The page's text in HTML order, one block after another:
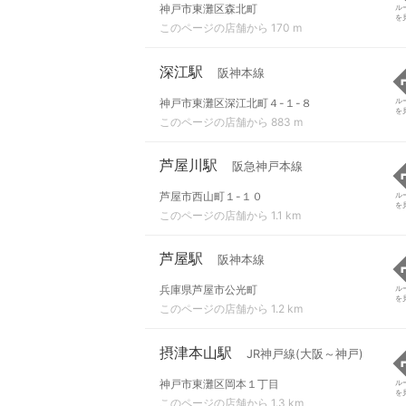
神戸市東灘区森北町
このページの店舗から 170 m
ル
を
深江駅 阪神本線
神戸市東灘区深江北町４-１-８
このページの店舗から 883 m
ル
を
芦屋川駅 阪急神戸本線
芦屋市西山町１-１０
このページの店舗から 1.1 km
ル
を
芦屋駅 阪神本線
兵庫県芦屋市公光町
このページの店舗から 1.2 km
ル
を
摂津本山駅 JR神戸線(大阪～神戸)
神戸市東灘区岡本１丁目
このページの店舗から 1.3 km
ル
を